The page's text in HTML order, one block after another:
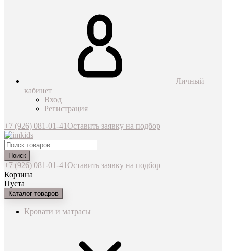
Личный
кабинет
Вход
Регистрация
+7 (926) 081-01-41Оставить заявку на подбор
Поиск
+7 (926) 081-01-41Оставить заявку на подбор
Корзина
Пуста
Каталог товаров
Кровати и матрасы